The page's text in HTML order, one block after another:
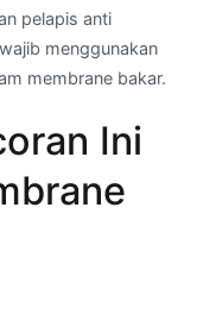
pelapis anti
menggunakan
membrane bakar.
Ini